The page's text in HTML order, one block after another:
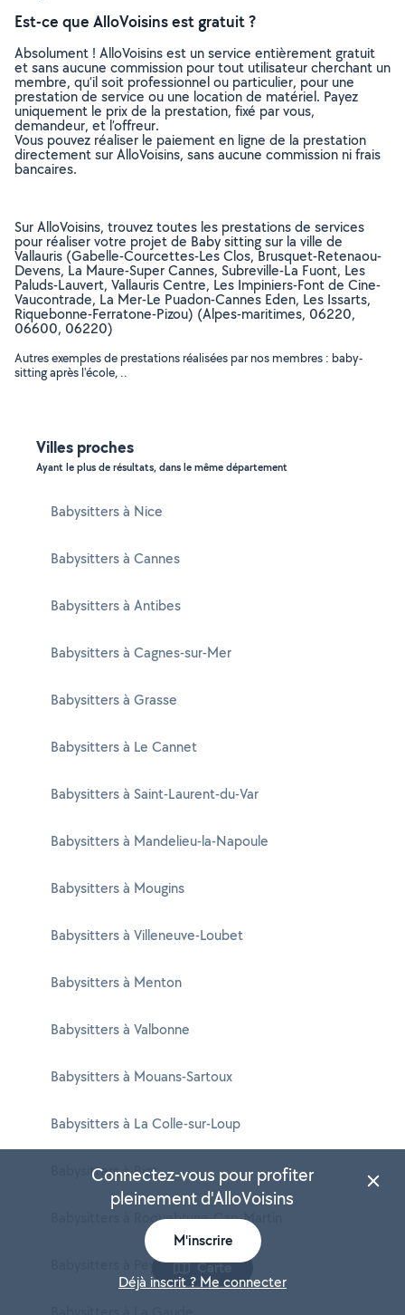
Est-ce que AlloVoisins est gratuit ?
Absolument ! AlloVoisins est un service entièrement gratuit
et sans aucune commission pour tout utilisateur cherchant un
membre, qu’il soit professionnel ou particulier, pour une
prestation de service ou une location de matériel. Payez
uniquement le prix de la prestation, fixé par vous,
demandeur, et l’offreur.
Vous pouvez réaliser le paiement en ligne de la prestation
directement sur AlloVoisins, sans aucune commission ni frais
bancaires.
Sur AlloVoisins, trouvez toutes les prestations de services
pour réaliser votre projet de Baby sitting sur la ville de
Vallauris (Gabelle-Courcettes-Les Clos, Brusquet-Retenaou-
Devens, La Maure-Super Cannes, Subreville-La Fuont, Les
Paluds-Lauvert, Vallauris Centre, Les Impiniers-Font de Cine-
Vaucontrade, La Mer-Le Puadon-Cannes Eden, Les Issarts,
Riquebonne-Ferratone-Pizou) (Alpes-maritimes, 06220,
06600, 06220)
Autres exemples de prestations réalisées par nos membres : baby-
sitting après l'école, ..
Villes proches
Ayant le plus de résultats, dans le même département
Babysitters à Nice
Babysitters à Cannes
Babysitters à Antibes
Babysitters à Cagnes-sur-Mer
Babysitters à Grasse
Babysitters à Le Cannet
Babysitters à Saint-Laurent-du-Var
Babysitters à Mandelieu-la-Napoule
Babysitters à Mougins
Babysitters à Villeneuve-Loubet
Babysitters à Menton
Babysitters à Valbonne
Babysitters à Mouans-Sartoux
Babysitters à La Colle-sur-Loup
Babysitters à Biot
Babysitters à Roquebrune-Cap-Martin
Babysitters à PeymeinadeCarte
Connectez-vous pour profiter
pleinement d'AlloVoisins
M'inscrire
Déjà inscrit ? Me connecter